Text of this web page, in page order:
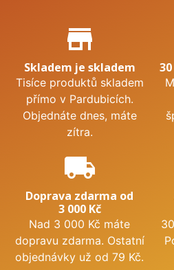
Proč nakupovat u nás?
store_mall_directory
Skladem je skladem
Tisíce produktů skladem
přímo v Pardubicích.
Objednáte dnes, máte
zítra.
local_shipping
Doprava zdarma od
3 000 Kč
Nad 3 000 Kč máte
dopravu zdarma. Ostatní
objednávky už od 79 Kč.